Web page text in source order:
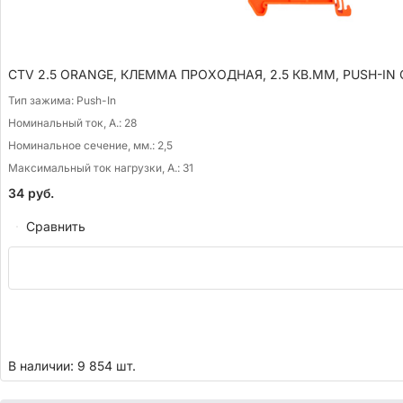
CTV 2.5 ORANGE, КЛЕММА ПРОХОДНАЯ, 2.5 КВ.ММ, PUSH-IN
Тип зажима: Push-In
Номинальный ток, А.: 28
Номинальное сечение, мм.: 2,5
Максимальный ток нагрузки, А.: 31
34 руб.
Сравнить
В наличии: 9 854 шт.